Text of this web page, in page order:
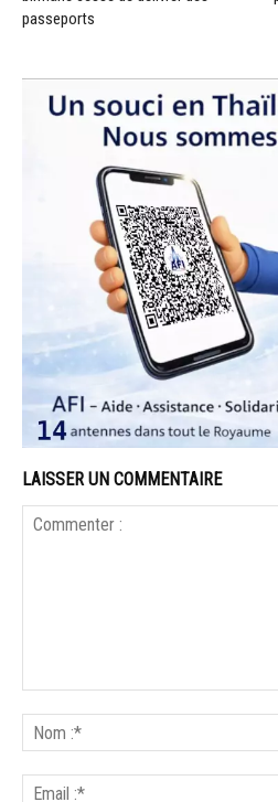
passeports
LAISSER UN COMMENTAIRE